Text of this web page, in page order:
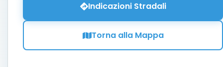
Indicazioni Stradali
Torna alla Mappa